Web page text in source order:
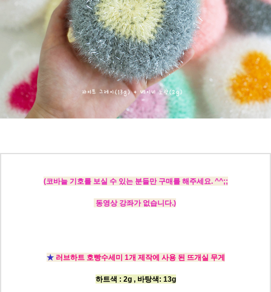
(코바늘 기호를 보실 수 있는 분들만 구매를 해주세요. ^^;;
동영상 강좌가 없습니다.)
★러브하트 호빵수세미 1개 제작에 사용 된 뜨개실 무게
하트색 : 2g , 바탕색: 13g